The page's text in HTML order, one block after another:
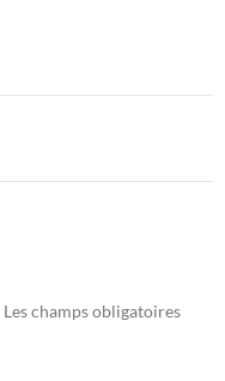
Les champs obligatoires